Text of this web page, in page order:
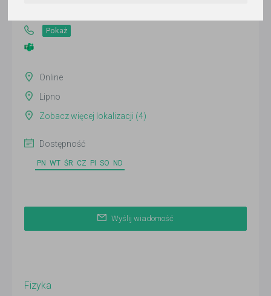
Pokaż
Online
Lipno
Zobacz więcej lokalizacji (4)
Dostępność
PN WT ŚR CZ PI SO ND
Wyślij wiadomość
Fizyka